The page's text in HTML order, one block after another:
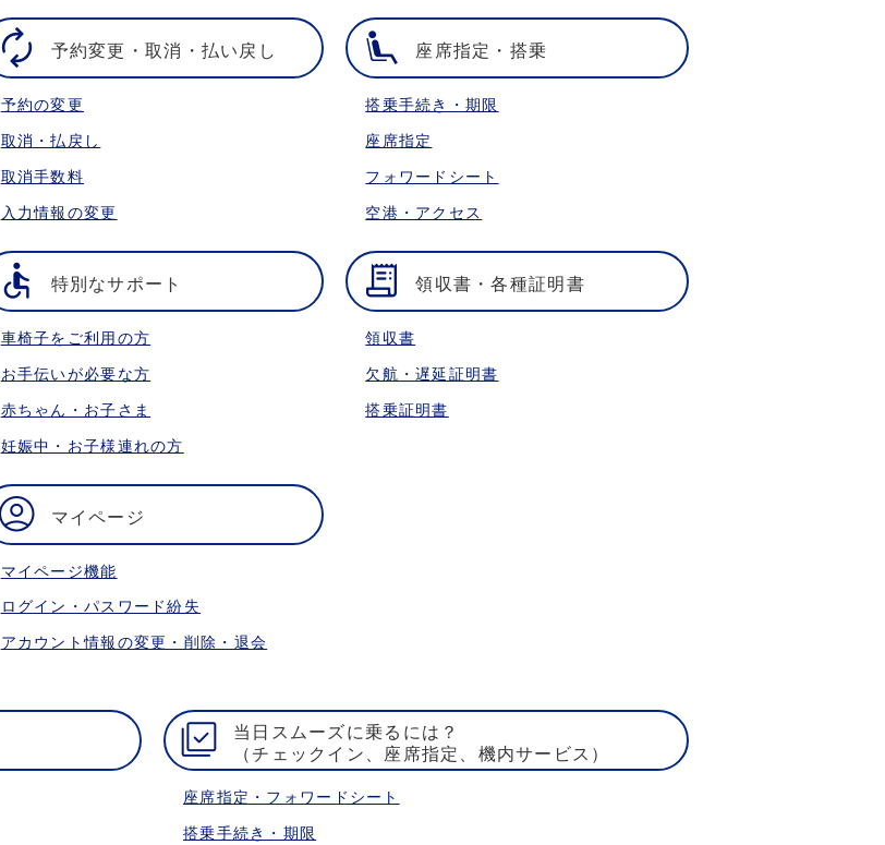
予約変更・取消・払い戻し
予約の変更
取消・払戻し
取消手数料
入力情報の変更
座席指定・搭乗
搭乗手続き・期限
座席指定
フォワードシート
空港・アクセス
特別なサポート
車椅子をご利用の方
お手伝いが必要な方
赤ちゃん・お子さま
妊娠中・お子様連れの方
領収書・各種証明書
領収書
欠航・遅延証明書
搭乗証明書
マイページ
マイページ機能
ログイン・パスワード紛失
アカウント情報の変更・削除・退会
当日スムーズに乗るには？
（チェックイン、座席指定、機内サービス）
座席指定・フォワードシート
搭乗手続き・期限